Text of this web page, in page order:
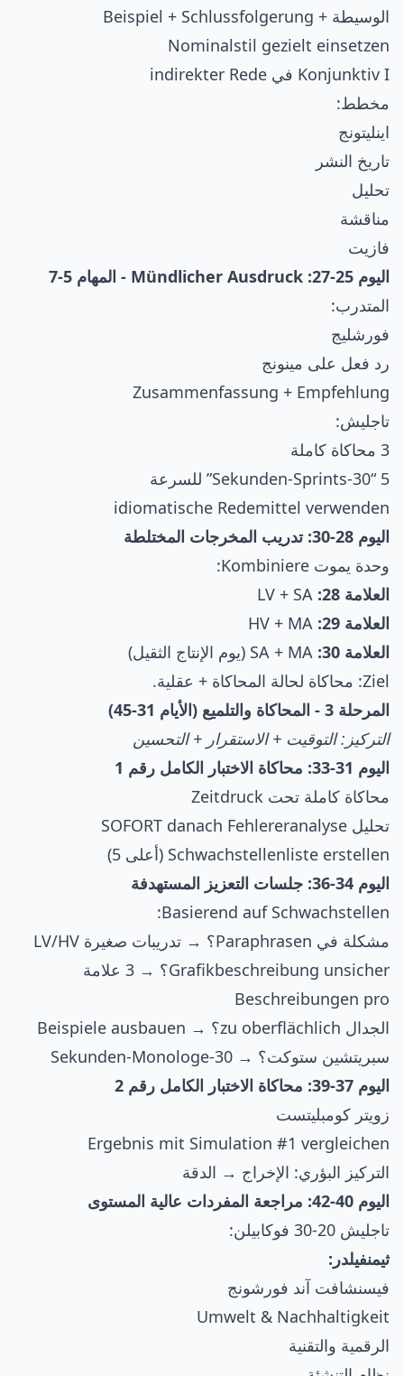
الوسيطة + Beispiel + Schlussfolgerung
Nominalstil gezielt einsetzen
Konjunktiv I في indirekter Rede
مخطط:
اينليتونج
تاريخ النشر
تحليل
مناقشة
فازيت
اليوم 25-27: Mündlicher Ausdruck - المهام 5-7
المتدرب:
فورشليج
رد فعل على مينونج
Zusammenfassung + Empfehlung
تاجليش:
3 محاكاة كاملة
5 “30-Sekunden-Sprints” للسرعة
idiomatische Redemittel verwenden
اليوم 28-30: تدريب المخرجات المختلطة
وحدة يموت Kombiniere:
العلامة 28:
العلامة 29:
العلامة 30:
Ziel: محاكاة لحالة المحاكاة + عقلية.
المرحلة 3 - المحاكاة والتلميع (الأيام 31-45)
التركيز: التوقيت + الاستقرار + التحسين
اليوم 31-33: محاكاة الاختبار الكامل رقم 1
محاكاة كاملة تحت Zeitdruck
تحليل SOFORT danach Fehlereranalyse
Schwachstellenliste erstellen (أعلى 5)
اليوم 34-36: جلسات التعزيز المستهدفة
Basierend auf Schwachstellen:
مشكلة في Paraphrasen؟ → تدريبات صغيرة LV/HV
Grafikbeschreibung unsicher؟ → 3 علامة
Beschreibungen pro
الجدال zu oberflächlich؟ → Beispiele ausbauen
سبريتشين ستوكت؟ → 30-Sekunden-Monologe
اليوم 37-39: محاكاة الاختبار الكامل رقم 2
زويتر كومبليتست
Ergebnis mit Simulation #1 vergleichen
التركيز البؤري: الإخراج → الدقة
اليوم 40-42: مراجعة المفردات عالية المستوى
تاجليش 20-30 فوكابيلن:
ثيمنفيلدر:
فيسنشافت آند فورشونج
Umwelt & Nachhaltigkeit
الرقمية والتقنية